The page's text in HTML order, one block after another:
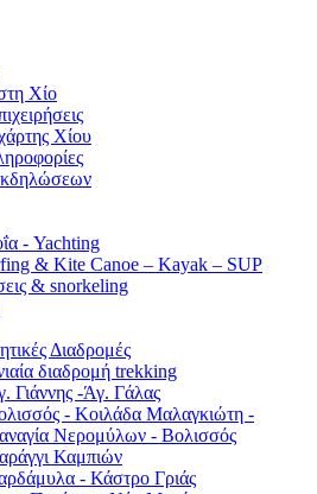
Χίο
Χίου
- Yachting
& Kite Canoe – Kayak – SUP
& snorkeling
Διαδρομές
διαδρομή trekking
Γιάννης -Άγ. Γάλας
- Κοιλάδα Μαλαγκιώτη -
Νερομύλων - Βολισσός
Καμπιών
- Κάστρο Γριάς